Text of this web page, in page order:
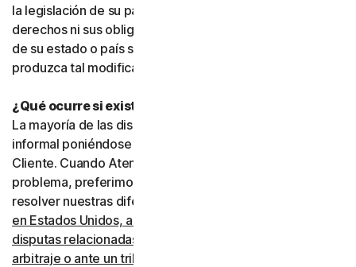
la legislación de su país. Este acuerdo no modifica sus
derechos ni sus obligaciones en virtud de la legislación
de su estado o país si dicha legislación no permite que se
produzca tal modificación.
¿Qué ocurre si existe una disputa?
La mayoría de las disputas pueden resolverse de manera
informal poniéndose en contacto con Atención al
Cliente. Cuando Atención al Cliente no pueda resolver el
problema, preferimos recurrir al arbitraje para intentar
resolver nuestras diferencias.
en Estados Unidos, acepta resolver todas las
disputas relacionadas con este acuerdo mediante
arbitraje o ante un tribunal de reclamaciones menores,